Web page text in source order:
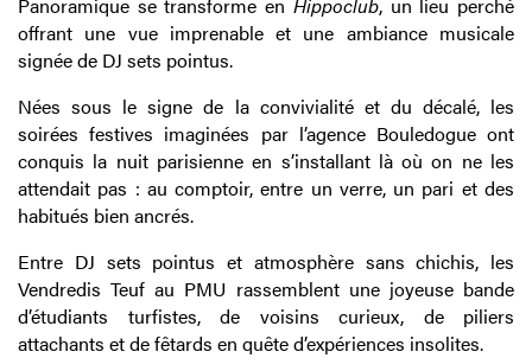
offrant une vue imprenable et une ambiance musicale
signée de DJ sets pointus.
Nées sous le signe de la convivialité et du décalé, les
soirées festives imaginées par l’agence Bouledogue ont
conquis la nuit parisienne en s’installant là où on ne les
attendait pas : au comptoir, entre un verre, un pari et des
habitués bien ancrés.
Entre DJ sets pointus et atmosphère sans chichis, les
Vendredis Teuf au PMU rassemblent une joyeuse bande
d’étudiants turfistes, de voisins curieux, de piliers
attachants et de fêtards en quête d’expériences insolites.